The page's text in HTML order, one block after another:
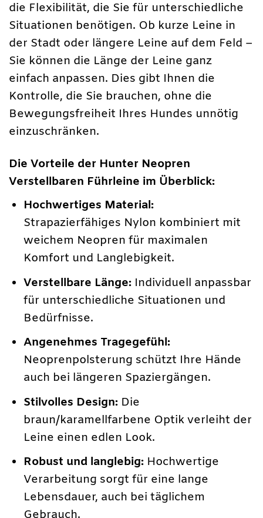
die Flexibilität, die Sie für unterschiedliche
Situationen benötigen. Ob kurze Leine in
der Stadt oder längere Leine auf dem Feld –
Sie können die Länge der Leine ganz
einfach anpassen. Dies gibt Ihnen die
Kontrolle, die Sie brauchen, ohne die
Bewegungsfreiheit Ihres Hundes unnötig
einzuschränken.
Die Vorteile der Hunter Neopren
Verstellbaren Führleine im Überblick:
Hochwertiges Material:
Strapazierfähiges Nylon kombiniert mit
weichem Neopren für maximalen
Komfort und Langlebigkeit.
Verstellbare Länge: Individuell anpassbar
für unterschiedliche Situationen und
Bedürfnisse.
Angenehmes Tragegefühl:
Neoprenpolsterung schützt Ihre Hände
auch bei längeren Spaziergängen.
Stilvolles Design: Die
braun/karamellfarbene Optik verleiht der
Leine einen edlen Look.
Robust und langlebig: Hochwertige
Verarbeitung sorgt für eine lange
Lebensdauer, auch bei täglichem